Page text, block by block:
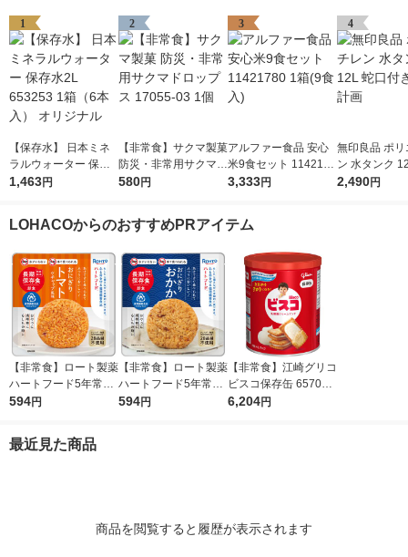
1
【保存水】 日本ミネ
ラルウォーター 保存
水2L 653253 1箱（6
1,463円
2
【非常食】サクマ製菓
防災・非常用サクマド
ロップス 17055-03 1
580円
3
アルファー食品 安心
米9食セット 1142178
0 1箱(9食入)
3,333円
4
無印良品 ポリ
ン 水タンク
付き 良品計画
2,490円
LOHACOからのおすすめPRアイテム
【非常食】ロート製薬
ハートフード5年常温
保存おにぎり トマト
594円
【非常食】ロート製薬
ハートフード5年常温
保存おにぎり おかか
594円
【非常食】江崎グリコ
ビスコ保存缶 657027
2 1セット(1缶×10)
6,204円
最近見た商品
商品を閲覧すると履歴が表示されます